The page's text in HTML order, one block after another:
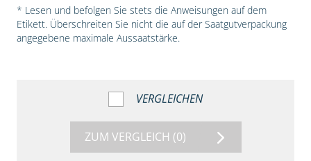
* Lesen und befolgen Sie stets die Anweisungen auf dem
Etikett. Überschreiten Sie nicht die auf der Saatgutverpackung
angegebene maximale Aussaatstärke.
VERGLEICHEN
ZUM VERGLEICH (0)